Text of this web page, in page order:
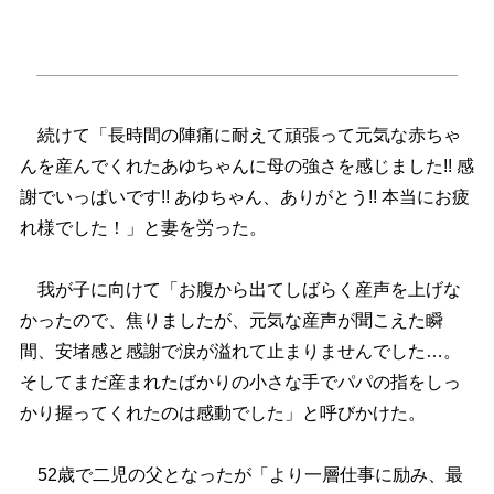
続けて「長時間の陣痛に耐えて頑張って元気な赤ちゃ
んを産んでくれたあゆちゃんに母の強さを感じました!! 感
謝でいっぱいです!! あゆちゃん、ありがとう!! 本当にお疲
れ様でした！」と妻を労った。
我が子に向けて「お腹から出てしばらく産声を上げな
かったので、焦りましたが、元気な産声が聞こえた瞬
間、安堵感と感謝で涙が溢れて止まりませんでした…。
そしてまだ産まれたばかりの小さな手でパパの指をしっ
かり握ってくれたのは感動でした」と呼びかけた。
52歳で二児の父となったが「より一層仕事に励み、最